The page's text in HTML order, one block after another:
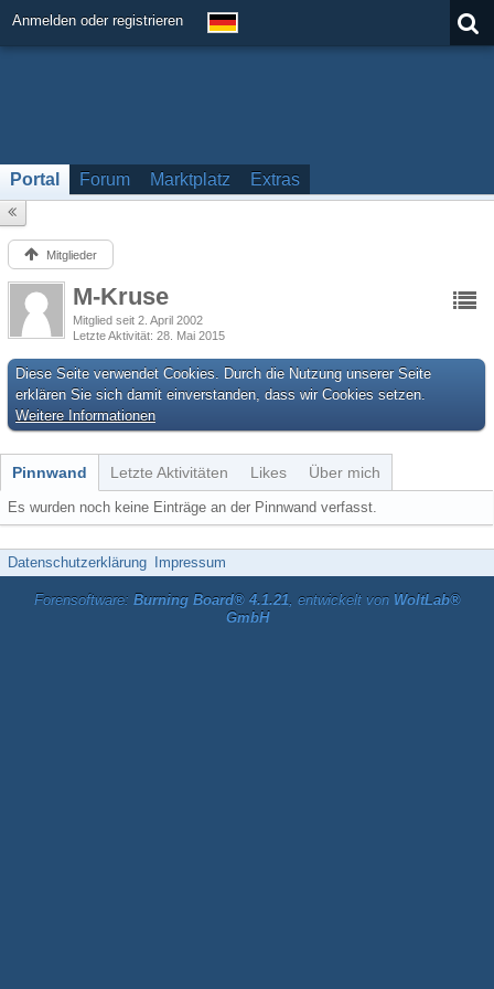
Anmelden oder registrieren
Portal Forum Marktplatz Extras
Mitglieder
M-Kruse
Mitglied seit 2. April 2002
Letzte Aktivität 28. Mai 2015
Diese Seite verwendet Cookies. Durch die Nutzung unserer Seite
erklären Sie sich damit einverstanden, dass wir Cookies setzen.
Weitere Informationen
Pinnwand Letzte Aktivitäten Likes Über mich
Es wurden noch keine Einträge an der Pinnwand verfasst.
Datenschutzerklärung Impressum
Forensoftware: Burning Board® 4.1.21, entwickelt von WoltLab®
GmbH